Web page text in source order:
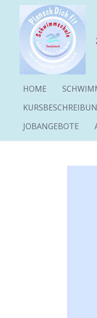
Hauptinhalt
springen
HOME
JOBANGEBOTE